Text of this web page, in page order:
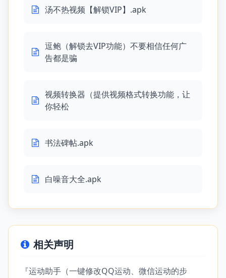
汤不热视频【解锁VIP】.apk
逗鲍（解锁去VIP功能）不要相信任何广
告都是骗
视频转换器（提供视频格式转换功能，让
你轻松
书法碑帖.apk
白噪音大全.apk
相关声明
『运动助手（一键修改QQ运动、微信运动的步